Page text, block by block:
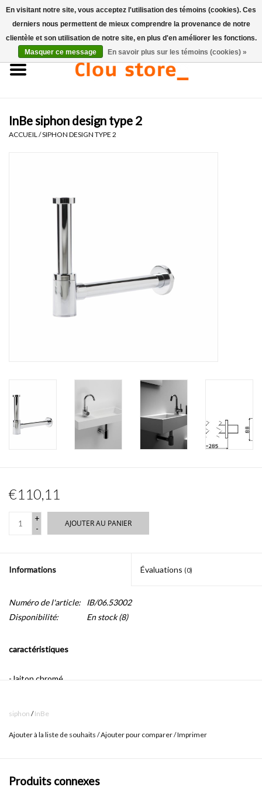
Accueil
Ensembles de lave-mains
Robinets & vidanges
Accessoires de salle de bain
InBe siphon design type 2
ACCUEIL /SIPHON DESIGN TYPE 2
€110,11
+
-
AJOUTER AU PANIER
Informations Évaluations (0)
Numéro de l'article:
IB/06.53002
Disponibilité:
En stock(8)
caractéristiques
- laiton chromé
- tubes ø32 mm
siphon /InBe
Ajouter à la liste de souhaits /Ajouter pour comparer/Imprimer
Produits connexes
En visitant notre site, vous acceptez l'utilisation des témoins (cookies). Ces
derniers nous permettent de mieux comprendre la provenance de notre
clientèle et son utilisation de notre site, en plus d'en améliorer les fonctions.
Masquer ce message
En savoir plus sur les témoins (cookies) »